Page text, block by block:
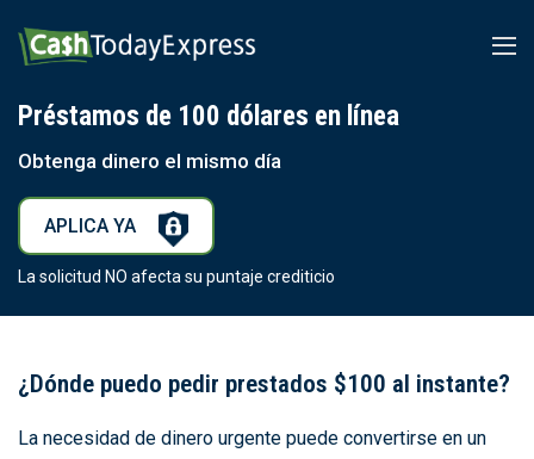
Préstamos de 100 dólares en línea
Obtenga dinero el mismo día
APLICA YA
La solicitud NO afecta su puntaje crediticio
¿Dónde puedo pedir prestados $100 al instante?
La necesidad de dinero urgente puede convertirse en un